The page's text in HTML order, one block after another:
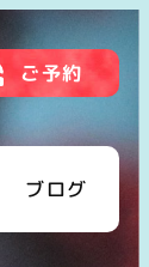
ブログ
ご予約